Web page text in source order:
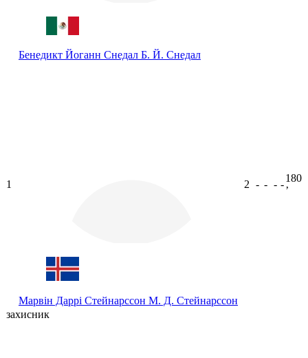
Бенедикт Йоганн Снедал Б. Й. Снедал
1
Марвін Даррі Стейнарссон М. Д. Стейнарссон
2 - - - -
180
ʼ
захисник